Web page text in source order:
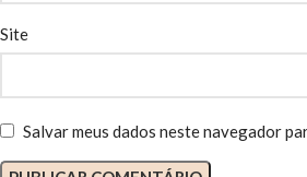
Site
Salvar meus dados neste navegador